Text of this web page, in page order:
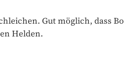
Gut möglich, dass
Helden.